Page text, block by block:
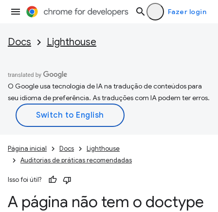
Fazer login
Docs Lighthouse
O Google usa tecnologia de IA na tradução de conteúdos para
seu idioma de preferência. As traduções com IA podem ter erros.
Página inicial Docs
Lighthouse
Auditorias de práticas recomendadas
Isso foi útil?
A página não tem o doctype